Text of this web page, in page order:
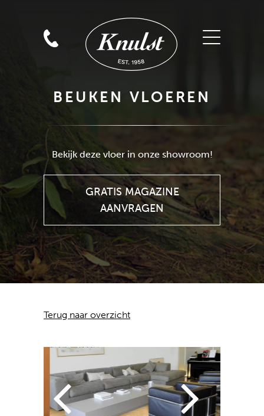
BEUKEN VLOEREN
Bekijk deze vloer in onze showroom!
GRATIS MAGAZINE
AANVRAGEN
AANVRAGEN
Terug naar overzicht